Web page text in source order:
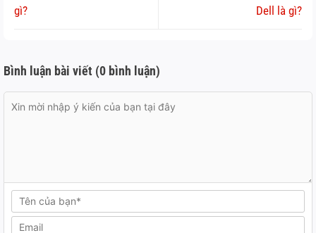
gì?
Dell là gì?
Bình luận bài viết (0 bình luận)